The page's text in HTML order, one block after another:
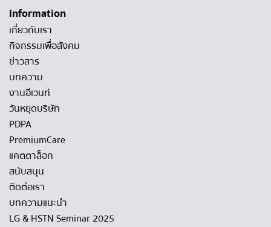
Information
เกี่ยวกับเรา
กิจกรรมเพื่อสังคม
ข่าวสาร
บทความ
งานอีเวนท์
วันหยุดบริษัท
PDPA
PremiumCare
แคตตาล็อก
สนับสนุน
ติดต่อเรา
บทความแนะนำ
LG & HSTN Seminar 2025